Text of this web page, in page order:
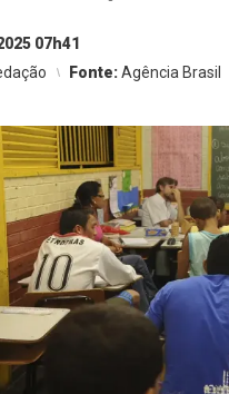
07h41
Fonte:Agência Brasil